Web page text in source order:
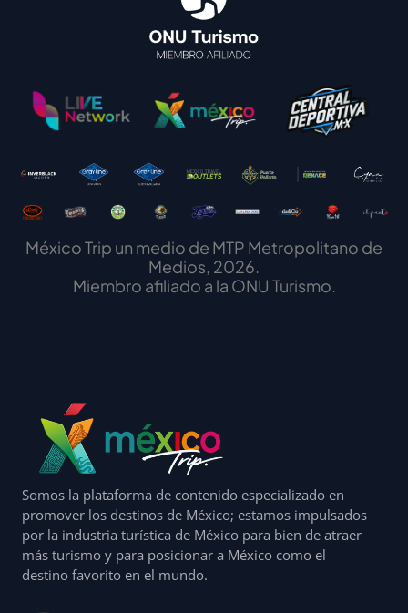
México Trip un medio de MTP Metropolitano de
Medios, 2026.
Miembro afiliado a la ONU Turismo.
Somos la plataforma de contenido especializado en
promover los destinos de México; estamos impulsados
por la industria turística de México para bien de atraer
más turismo y para posicionar a México como el
destino favorito en el mundo.